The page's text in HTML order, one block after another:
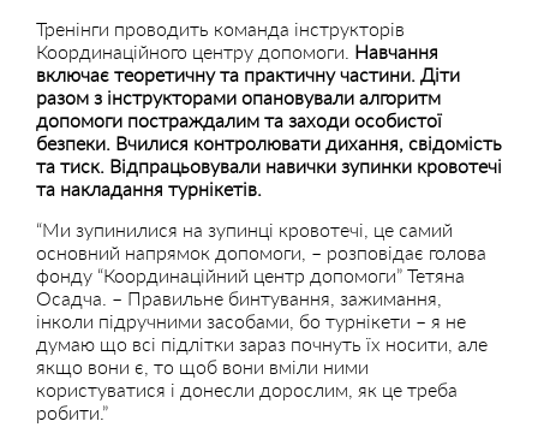
Тренінги проводить команда інструкторів
Координаційного центру допомоги. Навчання
включає теоретичну та практичну частини. Діти
разом з інструкторами опановували алгоритм
допомоги постраждалим та заходи особистої
безпеки. Вчилися контролювати дихання, свідомість
та тиск. Відпрацьовували навички зупинки кровотечі
та накладання турнікетів.
“Ми зупинилися на зупинці кровотечі, це самий
основний напрямок допомоги, – розповідає голова
фонду “Координаційний центр допомоги” Тетяна
Осадча. – Правильне бинтування, зажимання,
інколи підручними засобами, бо турнікети – я не
думаю що всі підлітки зараз почнуть їх носити, але
якщо вони є, то щоб вони вміли ними
користуватися і донесли дорослим, як це треба
робити.”